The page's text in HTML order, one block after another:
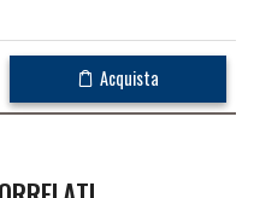
Acquista